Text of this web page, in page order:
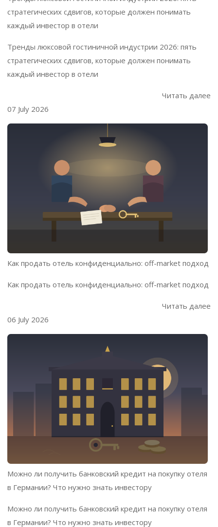
стратегических сдвигов, которые должен понимать
каждый инвестор в отели
Тренды люксовой гостиничной индустрии 2026: пять
стратегических сдвигов, которые должен понимать
каждый инвестор в отели
Читать далее
07 July 2026
Как продать отель конфиденциально: off-market подход
Как продать отель конфиденциально: off-market подход
Читать далее
06 July 2026
Можно ли получить банковский кредит на покупку отеля
в Германии? Что нужно знать инвестору
Можно ли получить банковский кредит на покупку отеля
в Германии? Что нужно знать инвестору